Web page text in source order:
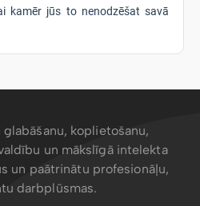
kamēr jūs to nenodzēšat savā
koplietošanu,
un mākslīgā intelekta
un paātrinātu profesionāļu,
darbplūsmas.